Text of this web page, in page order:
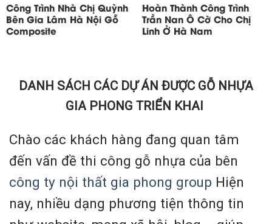
Công Trình Nhà Chị Quỳnh
Bên Gia Lâm Hà Nội Gỗ
Composite
Hoàn Thành Công Trình
Trần Nan Ô Cờ Cho Chị
Linh Ở Hà Nam
DANH SÁCH CÁC DỰ ÁN ĐƯỢC GỖ NHỰA
GIA PHONG TRIỂN KHAI
Chào các khách hàng đang quan tâm
đến vấn đề thi công gỗ nhựa của bên
công ty nội thất gia phong group Hiện
nay, nhiều dạng phương tiện thông tin